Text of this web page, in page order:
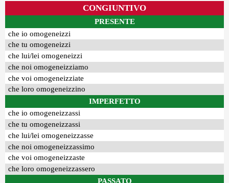
CONGIUNTIVO
PRESENTE
che io omogeneizzi
che tu omogeneizzi
che lui/lei omogeneizzi
che noi omogeneizziamo
che voi omogeneizziate
che loro omogeneizzino
IMPERFETTO
che io omogeneizzassi
che tu omogeneizzassi
che lui/lei omogeneizzasse
che noi omogeneizzassimo
che voi omogeneizzaste
che loro omogeneizzassero
PASSATO